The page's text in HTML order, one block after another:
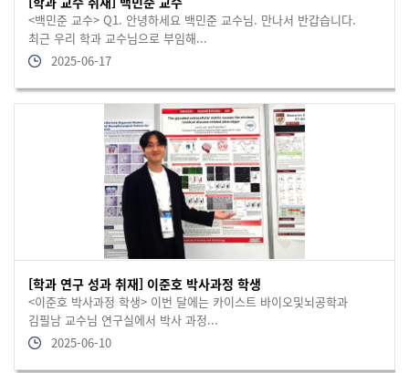
<백민준 교수> Q1. 안녕하세요 백민준 교수님. 만나서 반갑습니다.
최근 우리 학과 교수님으로 부임해...
2025-06-17
[학과 연구 성과 취재] 이준호 박사과정 학생
<이준호 박사과정 학생> 이번 달에는 카이스트 바이오및뇌공학과
김필남 교수님 연구실에서 박사 과정...
2025-06-10